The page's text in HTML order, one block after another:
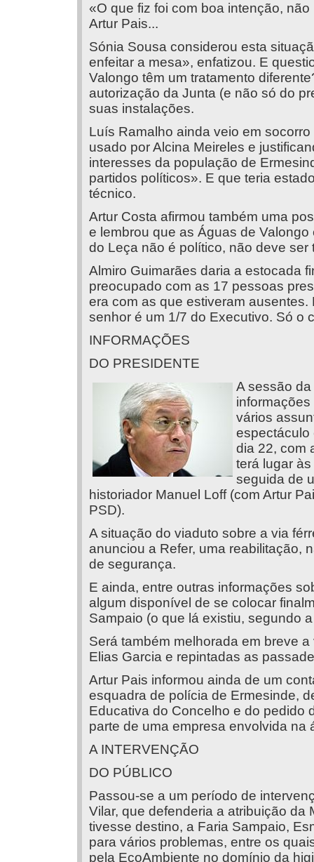
«O que fiz foi com boa intenção,
Artur Pais...
Sónia Sousa considerou esta
enfeitar a mesa», enfatizou. E
Valongo têm um tratamento
autorização da Junta (e não só do
suas instalações.
Luís Ramalho ainda veio em
usado por Alcina Meireles e
interesses da população de
partidos políticos». E que teria
técnico.
Artur Costa afirmou também uma
e lembrou que as Águas de
do Leça não é político, não deve
Almiro Guimarães daria a estocada
preocupado com as 17 pessoas
era com as que estiveram
senhor é um 1/7 do Executivo. Só o
INFORMAÇÕES
DO PRESIDENTE
A sessão
vários
espectáculo
dia 22, com
terá lugar
seguida de
historiador Manuel Loff (com Artur
PSD).
A situação do viaduto sobre a via
anunciou a Refer, uma reabilitação,
de segurança.
E ainda, entre outras informações
algum disponível de se colocar
Sampaio (o que lá existiu, segundo
Será também melhorada em breve
Elias Garcia e repintadas as
Artur Pais informou ainda de um
esquadra de polícia de Ermesinde,
Educativa do Concelho e do pedido
parte de uma empresa envolvida na
A INTERVENÇÃO
DO PÚBLICO
Passou-se a um período de
Vilar, que defenderia a atribuição
tivesse destino, a Faria Sampaio,
para vários problemas, entre os
pela EcoAmbiente no domínio da